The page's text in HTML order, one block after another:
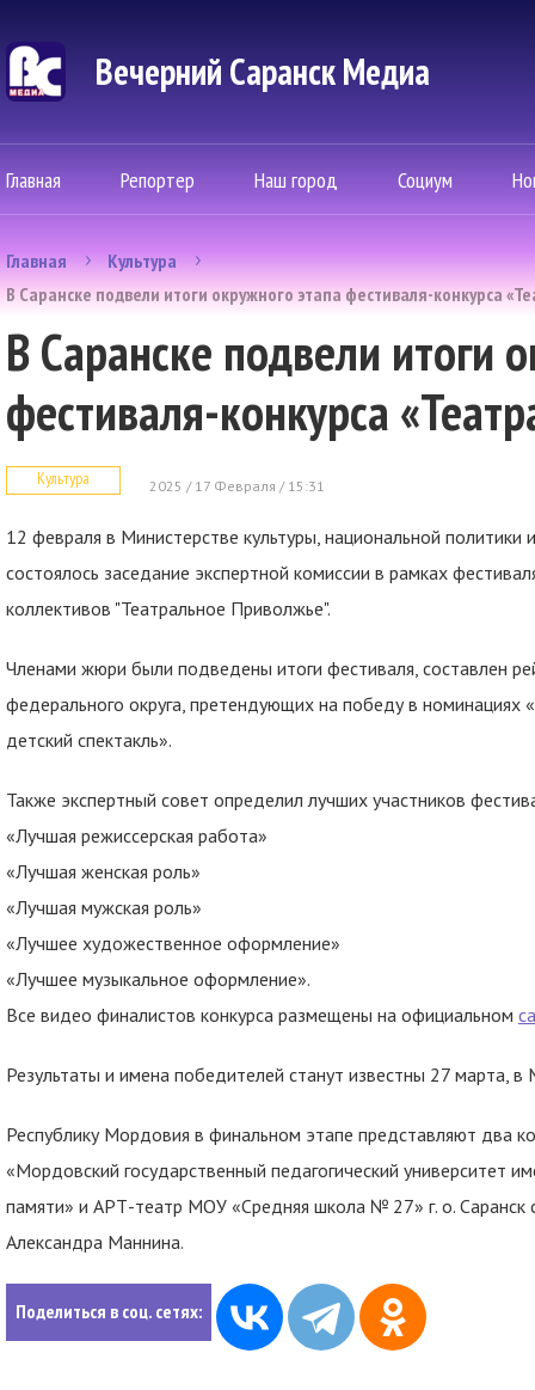
Вечерний Саранск Mедиа
Главная Репортер Наш город Социум
Главная
Культура
В Саранске подвели итоги окружного этапа фестиваля-конкурса
В Саранске подвели итоги
фестиваля-конкурса
Культура 2025 / 17 Февраля / 15:31
12 февраля в Министерстве культуры, национальной
состоялось заседание экспертной комиссии в рамках
коллективов "Театральное Приволжье".
Членами жюри были подведены итоги фестиваля, составлен
федерального округа, претендующих на победу в
детский спектакль».
Также экспертный совет определил лучших участников
«Лучшая режиссерская работа»
«Лучшая женская роль»
«Лучшая мужская роль»
«Лучшее художественное оформление»
«Лучшее музыкальное оформление».
Все видео финалистов конкурса размещены на официальном
Результаты и имена победителей станут известны 27 марта,
Республику Мордовия в финальном этапе представляют два
«Мордовский государственный педагогический университет
памяти» и АРТ-театр МОУ «Средняя школа № 27» г. о. Саранск
Александра Маннина.
Поделиться в соц. сетях: